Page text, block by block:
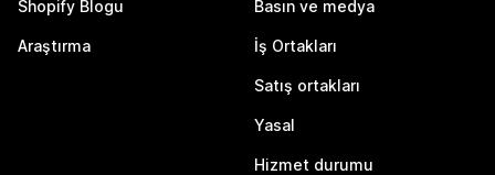
Shopify Blogu
Araştırma
Basın ve medya
İş Ortakları
Satış ortakları
Yasal
Hizmet durumu